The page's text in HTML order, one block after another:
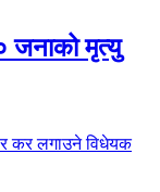
जनाको मृत्यु